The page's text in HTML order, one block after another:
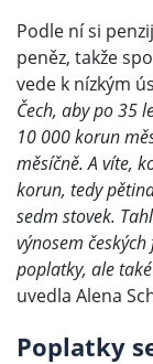
Podle ní si
peněz, takže
vede k nízkým
Čech, aby po 35
10 000 korun
měsíčně. A víte,
korun, tedy
sedm stovek.
výnosem
poplatky, ale
uvedla Alena
Poplatky